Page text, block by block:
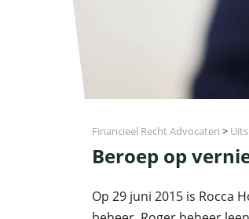
Financieel Recht Advocaten >
Beroep op
Op 29 juni 2015 is Rocca